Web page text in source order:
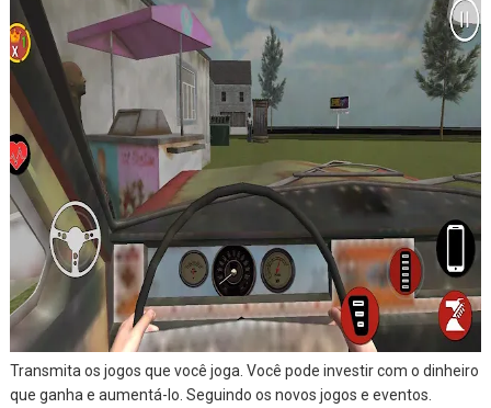
Transmita os jogos que você joga. Você pode investir com o dinheiro
que ganha e aumentá-lo. Seguindo os novos jogos e eventos.